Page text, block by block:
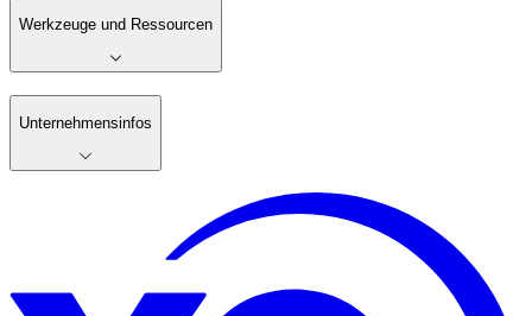
Werkzeuge und Ressourcen
Unternehmensinfos